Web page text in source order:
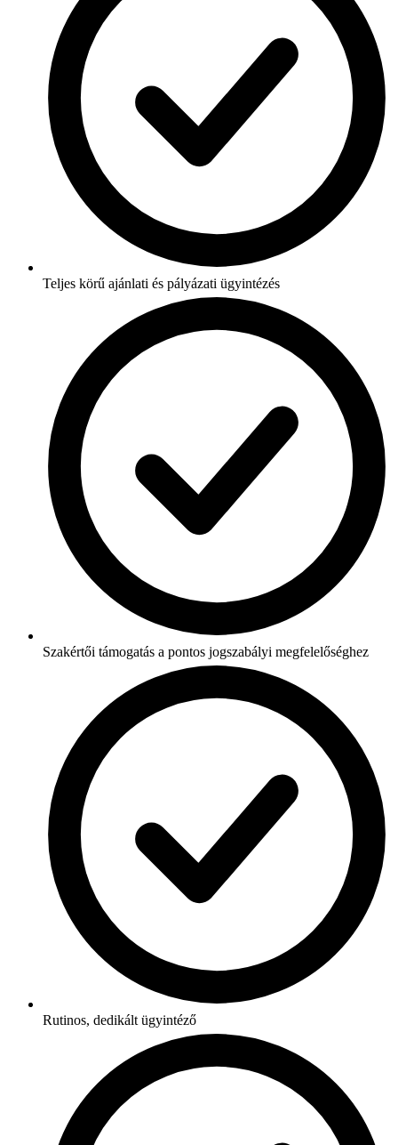
Teljes körű ajánlati és pályázati ügyintézés
Szakértői támogatás a pontos jogszabályi megfelelőséghez
Rutinos, dedikált ügyintéző